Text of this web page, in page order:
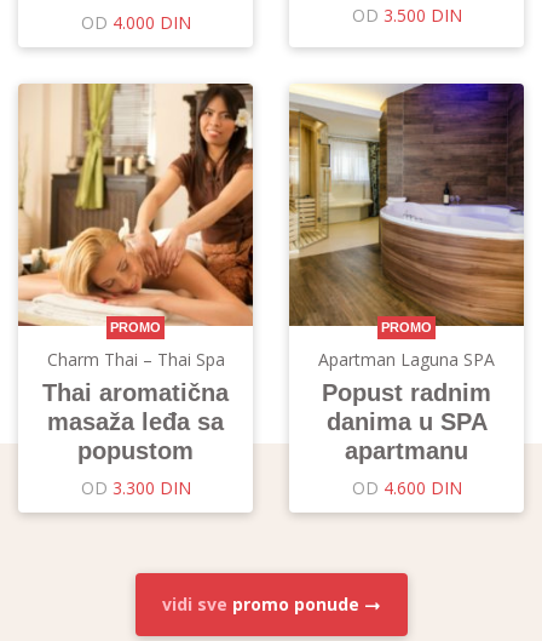
OD 4.000 DIN OD 3.500 DIN
PROMO
Charm Thai – Thai Spa
Thai aromatična
masaža leđa sa
popustom
OD 3.300 DIN
PROMO
Apartman Laguna SPA
Popust radnim
danima u SPA
apartmanu
OD 4.600 DIN
vidi sve promo ponude